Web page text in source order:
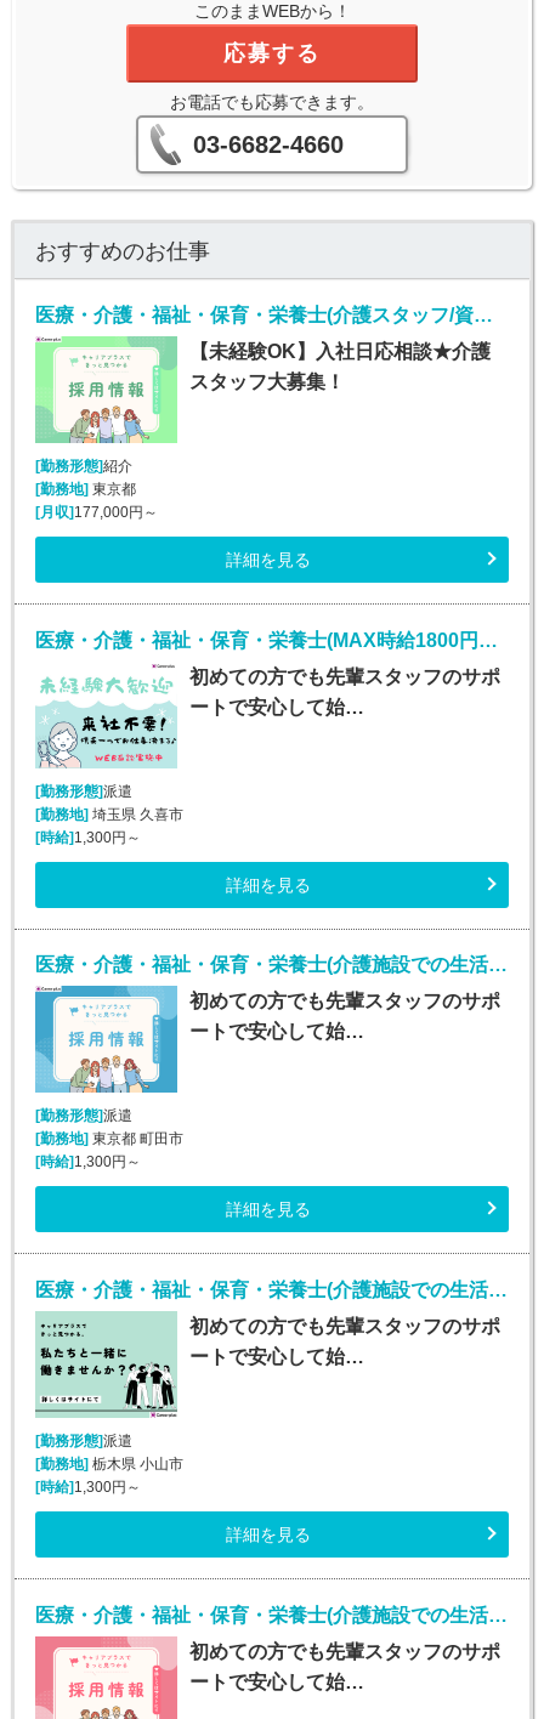
このままWEBから！
応募する
お電話でも応募できます。
03-6682-4660
おすすめのお仕事
医療・介護・福祉・保育・栄養士(介護スタッフ/資格なしOK/未経験/第二新卒/50代歓迎)
【未経験OK】入社日応相談★介護
スタッフ大募集！
[勤務形態]紹介
[勤務地]東京都
[月収]177,000円～
詳細を見る
医療・介護・福祉・保育・栄養士(MAX時給1800円！介護施設での生活介助)
初めての方でも先輩スタッフのサポ
ートで安心して始…
[勤務形態]派遣
[勤務地]埼玉県 久喜市
[時給]1,300円～
詳細を見る
医療・介護・福祉・保育・栄養士(介護施設での生活介助(介護スタッフ)/町田)
初めての方でも先輩スタッフのサポ
ートで安心して始…
[勤務形態]派遣
[勤務地] 東京都 町田市
[時給] 1,300円～
詳細を見る
医療・介護・福祉・保育・栄養士(介護施設での生活介助(介護スタッフ)/小山)
初めての方でも先輩スタッフのサポ
ートで安心して始…
[勤務形態]派遣
[勤務地] 栃木県 小山市
[時給] 1,300円～
詳細を見る
医療・介護・福祉・保育・栄養士(介護施設での生活介助(介護スタッフ)/大宮)
初めての方でも先輩スタッフのサポ
ートで安心して始…